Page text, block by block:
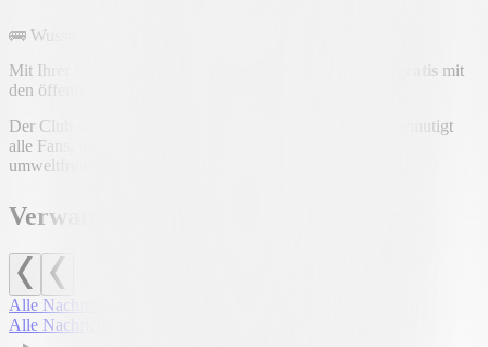
🚌 Wussten Sie schon?
Mit Ihrer Saison- oder Spielkarte fahren Sie am Spieltag
gratis mit
den öffentlichen Verkehrsmitteln im ganzen Tessin!
Der Club setzt sich weiterhin für Nachhaltigkeit ein und ermutigt
alle Fans, das Cornaredo auf einfache, schnelle und
umweltfreundliche Weise zu erreichen
Verwandte Nachrichten
Alle Nachrichten
Alle Nachrichten